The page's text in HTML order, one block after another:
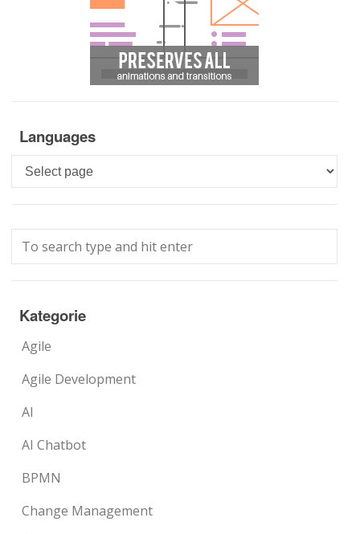
Languages
Languages
Kategorie
Agile
Agile Development
AI
AI Chatbot
BPMN
Change Management